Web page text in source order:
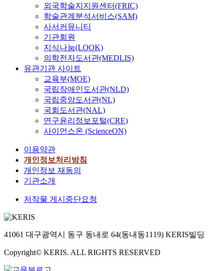
외국학술지지원센터(FRIC)
학술관계분석서비스(SAM)
사서커뮤니티
기관회원
지식나눔(LOOK)
의학전자도서관(MEDLIS)
유관기관 사이트
교육부(MOE)
국립장애인도서관(NLD)
국립중앙도서관(NL)
국회도서관(NAL)
연구윤리정보포털(CRE)
사이언스온 (ScienceON)
이용약관
개인정보처리방침
개인정보 재동의
기관소개
저작물 게시중단요청
41061 대구광역시 동구 동내로 64(동내동1119) KERIS빌딩
Copyright© KERIS. ALL RIGHTS RESERVED